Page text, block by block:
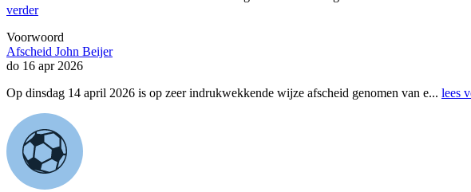
verder
Voorwoord
Afscheid John Beijer
do 16 apr 2026
Op dinsdag 14 april 2026 is op zeer indrukwekkende wijze afscheid genomen van e... lees